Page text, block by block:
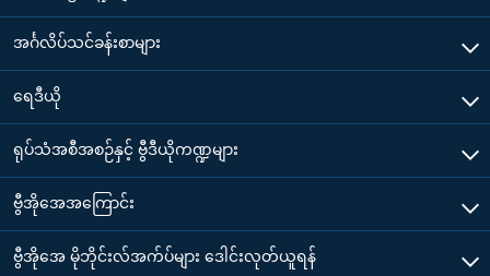
အင်္ဂလိပ်သင်ခန်းစာများ
ရေဒီယို
ရုပ်သံအစီအစဉ်နှင့် ဗွီဒီယိုကဏ္ဍများ
ဗွီအိုအေအကြောင်း
ဗွီအိုအေ မိုဘိုင်းလ်အက်ပ်များ ဒေါင်းလုတ်ယူရန်